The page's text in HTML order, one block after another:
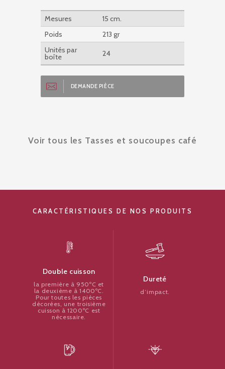
Mesures
15 cm.
Poids
213 gr
Unités par
boîte 24
DEMANDE PIÈCE
Voir tous les Tasses et soucoupes café
CARACTÉRISTIQUES DE NOS PRODUITS
Double cuisson
la première à 950ºC et
la deuxième à 1400ºC.
Pour toutes les pièces
décorées, une troisième
cuisson à 1200ºC est
nécessaire.
Dureté
d’impact.